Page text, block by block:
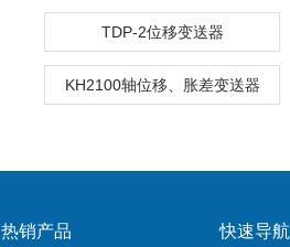
TDP-2位移变送器
KH2100轴位移、胀差变送器
热销产品 快速导航